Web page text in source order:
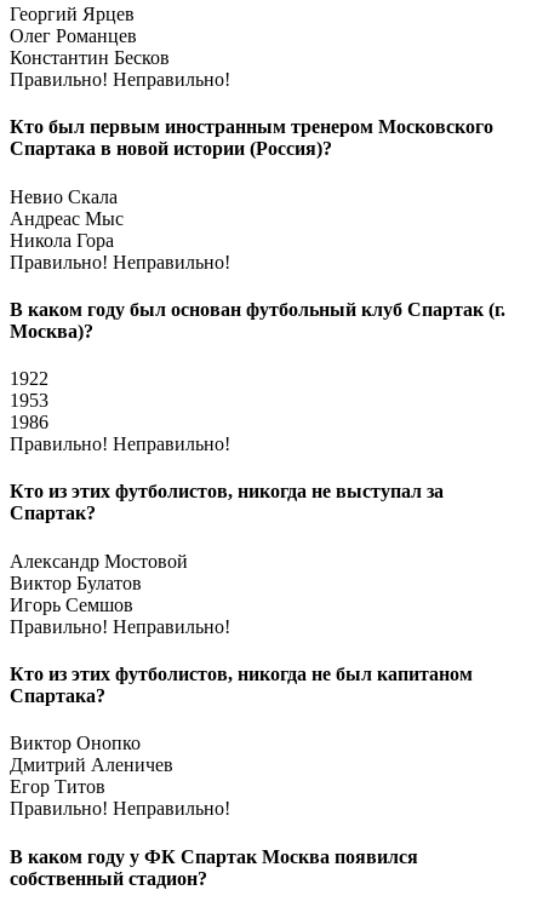
Георгий Ярцев
Олег Романцев
Константин Бесков
Правильно! Неправильно!
Кто был первым иностранным тренером Московского
Спартака в новой истории (Россия)?
Невио Скала
Андреас Мыс
Никола Гора
Правильно! Неправильно!
В каком году был основан футбольный клуб Спартак (г.
Москва)?
1922
1953
1986
Правильно! Неправильно!
Кто из этих футболистов, никогда не выступал за
Спартак?
Александр Мостовой
Виктор Булатов
Игорь Семшов
Правильно! Неправильно!
Кто из этих футболистов, никогда не был капитаном
Спартака?
Виктор Онопко
Дмитрий Аленичев
Егор Титов
Правильно! Неправильно!
В каком году у ФК Спартак Москва появился
собственный стадион?